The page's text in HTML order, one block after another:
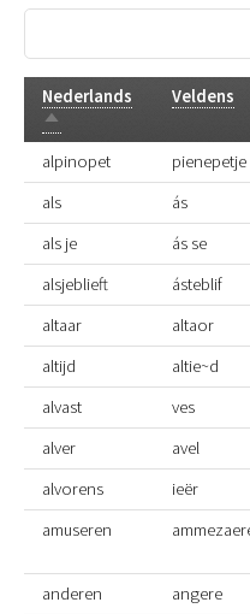
Nederlands
Aflopend
sorteren
Veldens
alpinopet
pienepetje
als
ás
als je
ás se
alsjeblieft
ásteblif
altaar
altaor
altijd
altie~d
alvast
ves
alver
avel
alvorens
ieër
amuseren
anderen
angere